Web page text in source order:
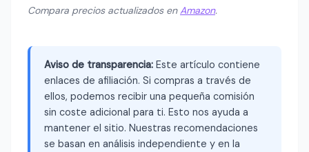
Compara precios actualizados enAmazon.
Aviso de transparencia: Este artículo contiene
enlaces de afiliación. Si compras a través de
ellos, podemos recibir una pequeña comisión
sin coste adicional para ti. Esto nos ayuda a
mantener el sitio. Nuestras recomendaciones
se basan en análisis independiente y en la